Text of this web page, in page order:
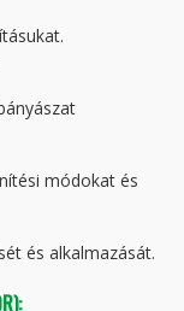
módokat és
és alkalmazását.